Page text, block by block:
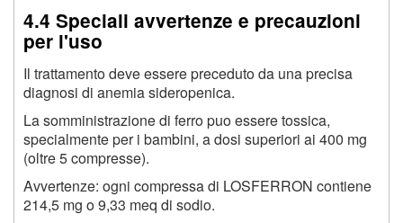
4.4 Speciali avvertenze e precauzioni
per l'uso
Il trattamento deve essere preceduto da una precisa
diagnosi di anemia sideropenica.
La somministrazione di ferro puo essere tossica,
specialmente per i bambini, a dosi superiori ai 400 mg
(oltre 5 compresse).
Avvertenze: ogni compressa di LOSFERRON contiene
214,5 mg o 9,33 meq di sodio.